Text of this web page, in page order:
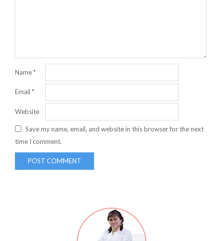
Name*
Email *
Website
Save my name, email, and website in this browser for the next
time I comment.